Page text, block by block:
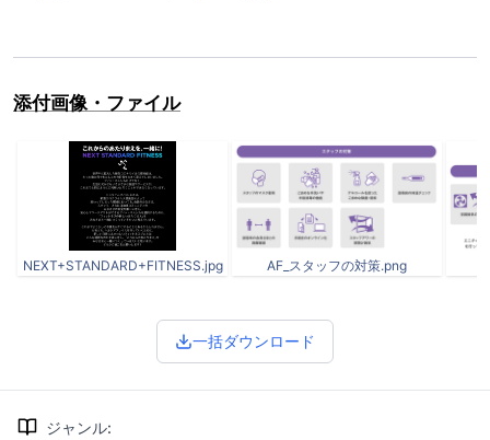
添付画像・ファイル
NEXT+STANDARD+FITNESS.jpg AF_スタッフの対策.png
一括ダウンロード
ジャンル: